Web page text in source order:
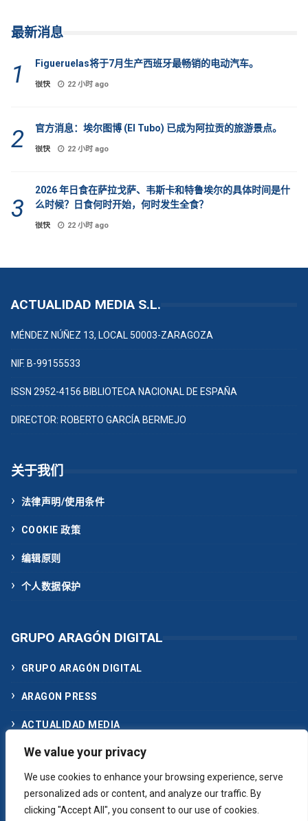
We value your privacy
We use cookies to enhance your browsing experience, serve
personalized ads or content, and analyze our traffic. By
clicking "Accept All", you consent to our use of cookies.
最新消息
Figueruelas将于7月生产西班牙最畅销的电动汽车。
很快 22 小时 ago
官方消息：埃尔图博 (El Tubo) 已成为阿拉贡的旅游景点。
很快 22 小时 ago
2026 年日食在萨拉戈萨、韦斯卡和特鲁埃尔的具体时间是什
么时候？日食何时开始，何时发生全食？
很快 22 小时 ago
ACTUALIDAD MEDIA S.L.
MÉNDEZ NÚÑEZ 13, LOCAL 50003-ZARAGOZA
NIF. B-99155533
ISSN 2952-4156 BIBLIOTECA NACIONAL DE ESPAÑA
DIRECTOR: ROBERTO GARCÍA BERMEJO
关于我们
法律声明/使用条件
COOKIE 政策
编辑原则
个人数据保护
GRUPO ARAGÓN DIGITAL
GRUPO ARAGÓN DIGITAL
ARAGON PRESS
ACTUALIDAD MEDIA
联系我们
© 2024 aragondigital.com. Aragón news on the Internet. An Aragonese